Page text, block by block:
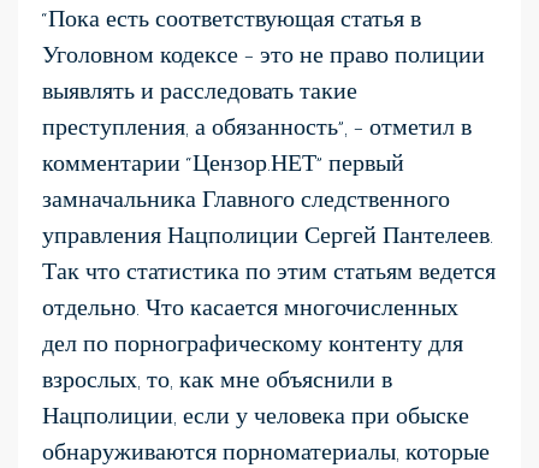
“Пока есть соответствующая статья в
Уголовном кодексе – это не право полиции
выявлять и расследовать такие
преступления, а обязанность”, – отметил в
комментарии “Цензор.НЕТ” первый
замначальника Главного следственного
управления Нацполиции Сергей Пантелеев.
Так что статистика по этим статьям ведется
отдельно. Что касается многочисленных
дел по порнографическому контенту для
взрослых, то, как мне объяснили в
Нацполиции, если у человека при обыске
обнаруживаются порноматериалы, которые